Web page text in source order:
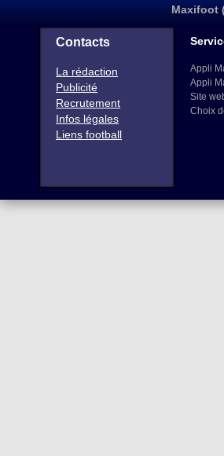
Maxifoot
Contacts
La rédaction
Publicité
Recrutement
Infos légales
Liens football
Appli
Appli
Site
Choix